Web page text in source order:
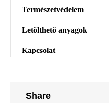
Természetvédelem
Letölthető anyagok
Kapcsolat
Share